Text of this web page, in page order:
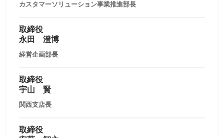
カスタマーソリューション事業推進部長
取締役
永田 澄博
経営企画部長
取締役
宇山 賢
関西支店長
取締役